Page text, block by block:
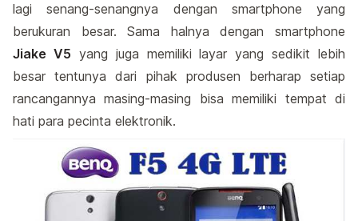
lagi senang-senangnya dengan smartphone yang
berukuran besar. Sama halnya dengan smartphone
Jiake V5 yang juga memiliki layar yang sedikit lebih
besar tentunya dari pihak produsen berharap setiap
rancangannya masing-masing bisa memiliki tempat di
hati para pecinta elektronik.